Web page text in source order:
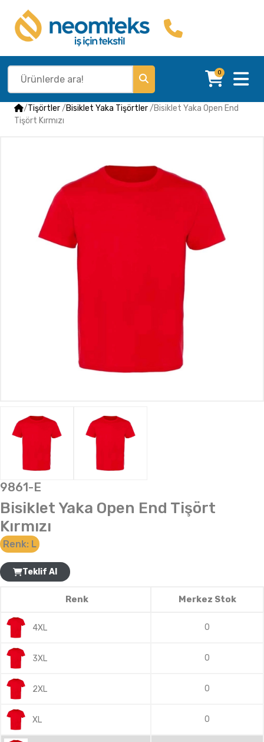
0
/Tişörtler/Bisiklet Yaka Tişörtler/Bisiklet Yaka Open End
Tişört Kırmızı
9861-E
Bisiklet Yaka Open End Tişört
Kırmızı
Renk: L
Teklif Al
Renk Merkez Stok
4XL 0
3XL 0
2XL 0
XL 0